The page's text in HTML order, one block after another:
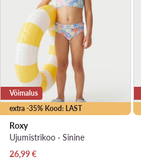
extra -35% Kood: LAST
Võimalus
Roxy
Ujumistrikoo · Sinine
Praegune hind
26,99€